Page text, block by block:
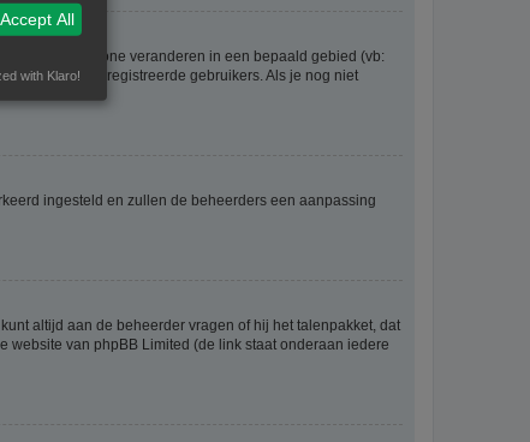
en je tijdzone veranderen in een bepaald gebied (vb:
door geregistreerde gebruikers. Als je nog niet
ingesteld en zullen de beheerders een aanpassing
altijd aan de beheerder vragen of hij het talenpakket, dat
website van phpBB Limited (de link staat onderaan iedere
Accept All
with Klaro!